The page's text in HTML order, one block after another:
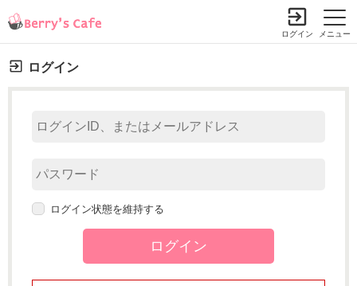
メニュー
ログイン
ログイン
ログイン状態を維持する